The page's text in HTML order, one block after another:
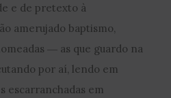
e de pretexto à
amerujado baptismo,
― as que guardo na
por aí, lendo em
escarranchadas em